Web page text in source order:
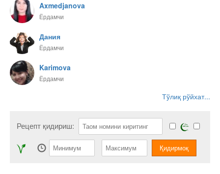
Axmedjanova
Ёрдамчи
Дания
Ёрдамчи
Karimova
Ёрдамчи
Тўлиқ рўйхат...
Рецепт қидириш: